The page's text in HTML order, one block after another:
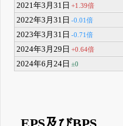
2021年3月31日 +1.39倍
2022年3月31日 -0.01倍
2023年3月31日 -0.71倍
2024年3月29日 +0.64倍
2024年6月24日 ±0